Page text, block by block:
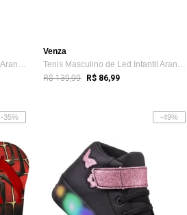
Tenis Masculino de Led Infantil Aranha C...
Venza
Tenis Masculino de Led Infantil Aranha C...
R$ 139,99 R$ 86,99
-35% -49%